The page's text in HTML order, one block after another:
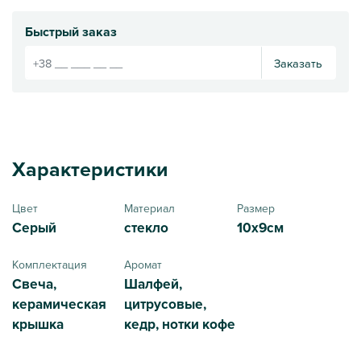
Быстрый заказ
Заказать
Характеристики
Цвет
Серый
Материал
стекло
Размер
10х9см
Комплектация
Свеча,
керамическая
крышка
Аромат
Шалфей,
цитрусовые,
кедр, нотки кофе